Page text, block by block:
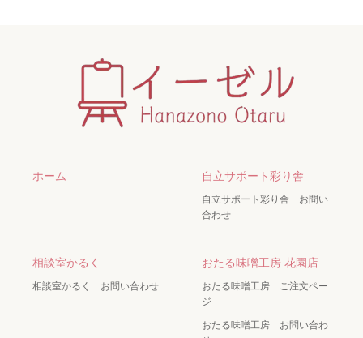
ホーム 自立サポート彩り舎
自立サポート彩り舎 お問い
合わせ
相談室かるく
相談室かるく お問い合わせ
おたる味噌工房 花園店
おたる味噌工房 ご注文ペー
ジ
おたる味噌工房 お問い合わ